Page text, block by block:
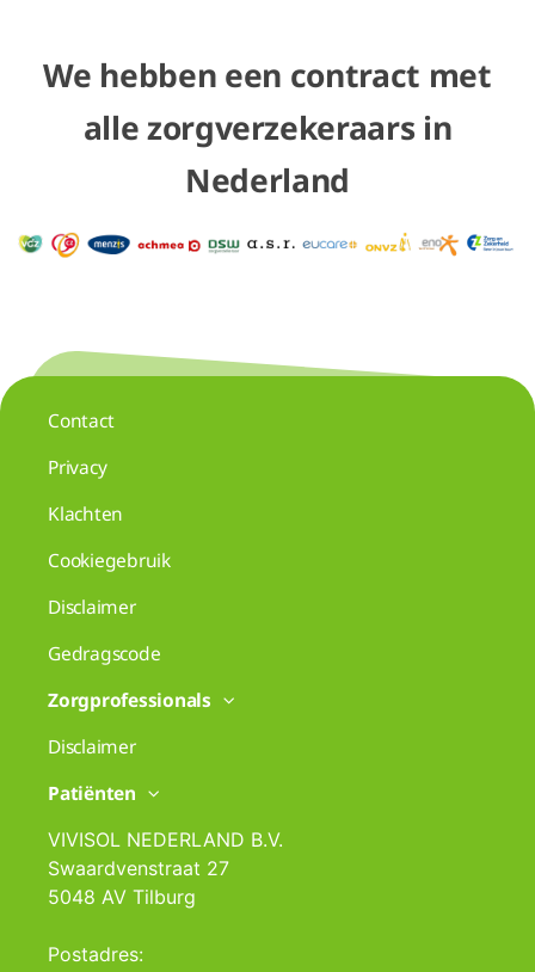
We hebben een contract met
alle zorgverzekeraars in
Nederland
Contact
Privacy
Klachten
Cookiegebruik
Disclaimer
Gedragscode
Zorgprofessionals
Disclaimer
Patiënten
VIVISOL NEDERLAND B.V.
Swaardvenstraat 27
5048 AV Tilburg
Postadres: